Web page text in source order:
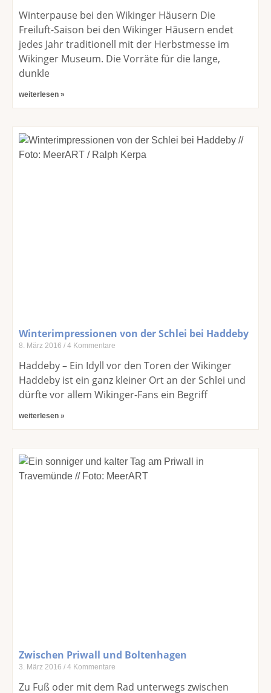
Winterpause bei den Wikinger Häusern Die
Freiluft-Saison bei den Wikinger Häusern endet
jedes Jahr traditionell mit der Herbstmesse im
Wikinger Museum. Die Vorräte für die lange,
dunkle
weiterlesen »
Winterimpressionen von der Schlei bei Haddeby
8. März 2016 4 Kommentare
Haddeby – Ein Idyll vor den Toren der Wikinger
Haddeby ist ein ganz kleiner Ort an der Schlei und
dürfte vor allem Wikinger-Fans ein Begriff
weiterlesen »
Zwischen Priwall und Boltenhagen
3. März 2016 4 Kommentare
Zu Fuß oder mit dem Rad unterwegs zwischen